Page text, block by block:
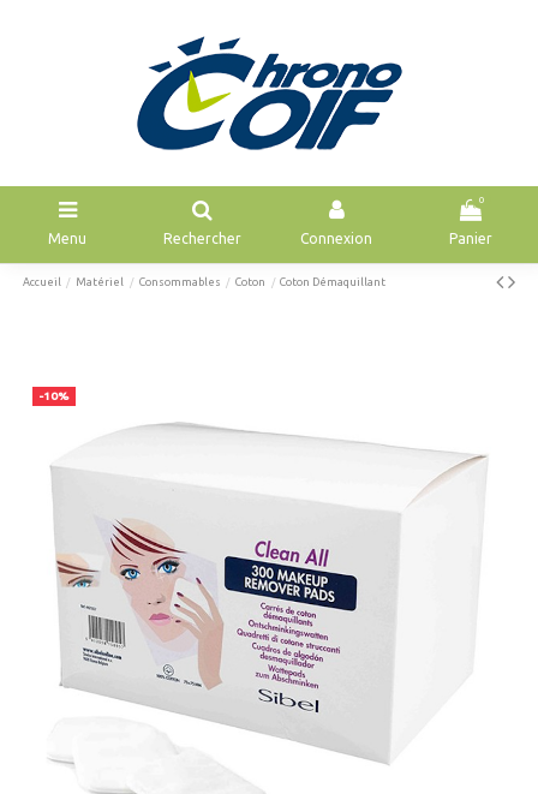
Menu Rechercher Connexion
0
Panier
Accueil Matériel Consommables Coton Coton Démaquillant
-10%